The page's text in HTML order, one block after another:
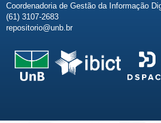
Coordenadoria de Gestão da Informação
(61) 3107-2683
repositorio@unb.br